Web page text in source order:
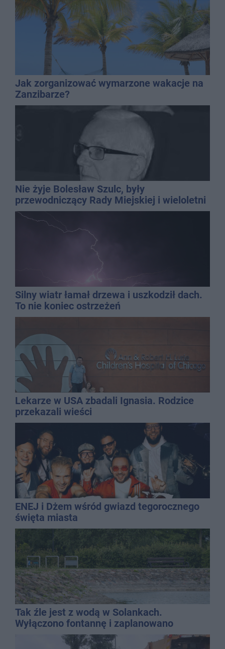
Jak zorganizować wymarzone wakacje na
Zanzibarze?
Nie żyje Bolesław Szulc, były
przewodniczący Rady Miejskiej i wieloletni
dyrektor SP 14
Silny wiatr łamał drzewa i uszkodził dach.
To nie koniec ostrzeżeń
Lekarze w USA zbadali Ignasia. Rodzice
przekazali wieści
ENEJ i Dżem wśród gwiazd tegorocznego
święta miasta
Tak źle jest z wodą w Solankach.
Wyłączono fontannę i zaplanowano